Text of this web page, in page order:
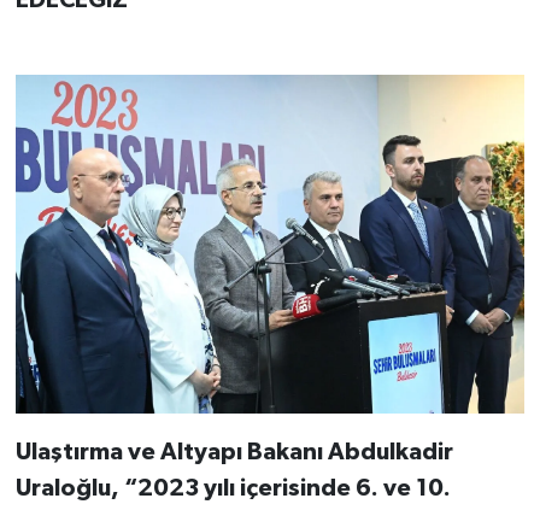
Ulaştırma ve Altyapı Bakanı Abdulkadir
Uraloğlu, “2023 yılı içerisinde 6. ve 10.